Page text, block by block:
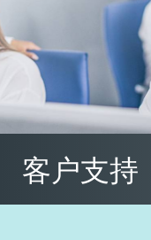
客户支持